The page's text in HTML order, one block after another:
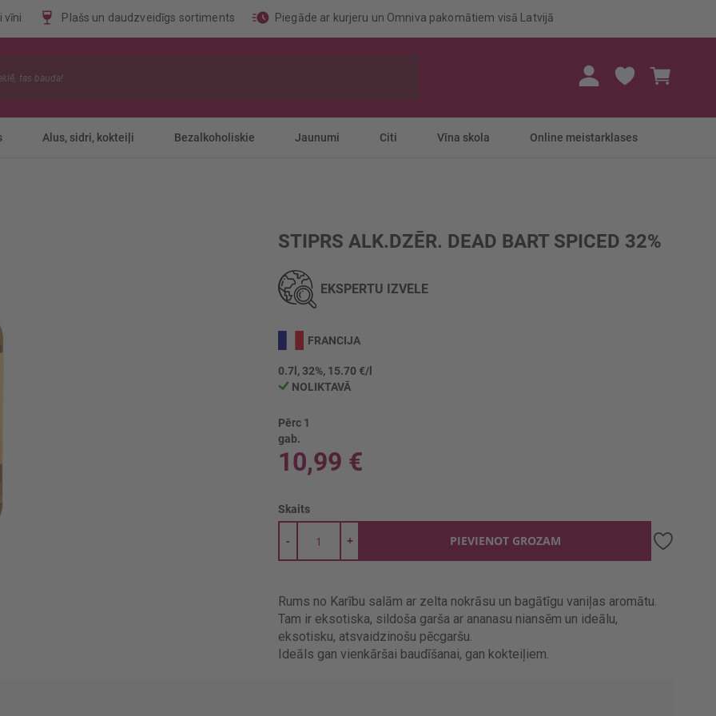
vīni Plašs un daudzveidīgs sortiments Piegāde ar kurjeru un Omniva pakomātiem visā Latvijā
Alus, sidri, kokteiļi Bezalkoholiskie Jaunumi Citi Vīna skola Online meistarklases
STIPRS ALK.DZĒR. DEAD BART SPICED 32%
EKSPERTU IZVĒLE
FRANCIJA
0.7l, 32%, 15.70 €/l
NOLIKTAVĀ
Pērc 1
gab.
10,99 €
Skaits
+
- PIEVIENOT GROZAM
Rums no Karību salām ar zelta nokrāsu un bagātīgu vaniļas aromātu.
Tam ir eksotiska, sildoša garša ar ananasu niansēm un ideālu,
eksotisku, atsvaidzinošu pēcgaršu.
Ideāls gan vienkāršai baudīšanai, gan kokteiļiem.